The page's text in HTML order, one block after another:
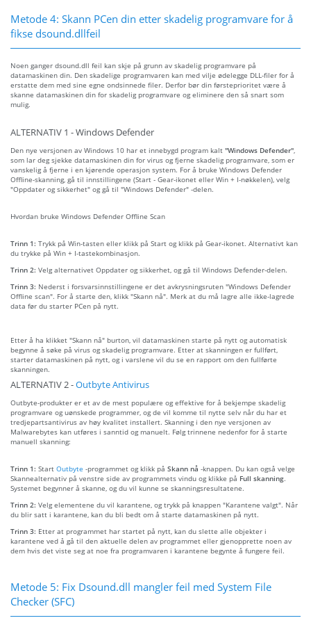
Metode 4: Skann PCen din etter skadelig programvare for å
fikse dsound.dllfeil
Noen ganger dsound.dll feil kan skje på grunn av skadelig programvare på
datamaskinen din. Den skadelige programvaren kan med vilje ødelegge DLL-filer for å
erstatte dem med sine egne ondsinnede filer. Derfor bør din førsteprioritet være å
skanne datamaskinen din for skadelig programvare og eliminere den så snart som
mulig.
ALTERNATIV 1 - Windows Defender
Den nye versjonen av Windows 10 har et innebygd program kalt "Windows Defender"
som lar deg sjekke datamaskinen din for virus og fjerne skadelig programvare, som er
vanskelig å fjerne i en kjørende operasjon system. For å bruke Windows Defender
Offline-skanning, gå til innstillingene (Start - Gear-ikonet eller Win + I-nøkkelen), velg
"Oppdater og sikkerhet" og gå til "Windows Defender" -delen.
Hvordan bruke Windows Defender Offline Scan
Trinn 1: Trykk på Win-tasten eller klikk på Start og klikk på Gear-ikonet. Alternativt kan
du trykke på Win + I-tastekombinasjon.
Trinn 2: Velg alternativet Oppdater og sikkerhet, og gå til Windows Defender-delen.
Trinn 3: Nederst i forsvarsinnstillingene er det avkrysningsruten "Windows Defender
Offline scan". For å starte den, klikk "Skann nå". Merk at du må lagre alle ikke-lagrede
data før du starter PCen på nytt.
Etter å ha klikket "Skann nå" burton, vil datamaskinen starte på nytt og automatisk
begynne å søke på virus og skadelig programvare. Etter at skanningen er fullført,
starter datamaskinen på nytt, og i varslene vil du se en rapport om den fullførte
skanningen.
ALTERNATIV 2 -Outbyte Antivirus
Outbyte-produkter er et av de mest populære og effektive for å bekjempe skadelig
programvare og uønskede programmer, og de vil komme til nytte selv når du har et
tredjepartsantivirus av høy kvalitet installert. Skanning i den nye versjonen av
Malwarebytes kan utføres i sanntid og manuelt. Følg trinnene nedenfor for å starte
manuell skanning:
Trinn 1: Start Outbyte -programmet og klikk på Skann nå -knappen. Du kan også velge
Skannealternativ på venstre side av programmets vindu og klikke på Full skanning.
Systemet begynner å skanne, og du vil kunne se skanningsresultatene.
Trinn 2: Velg elementene du vil karantene, og trykk på knappen "Karantene valgt". Når
du blir satt i karantene, kan du bli bedt om å starte datamaskinen på nytt.
Trinn 3: Etter at programmet har startet på nytt, kan du slette alle objekter i
karantene ved å gå til den aktuelle delen av programmet eller gjenopprette noen av
dem hvis det viste seg at noe fra programvaren i karantene begynte å fungere feil.
Metode 5: Fix Dsound.dll mangler feil med System File
Checker (SFC)